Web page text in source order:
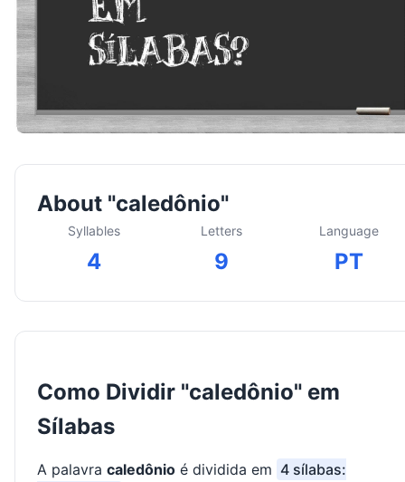
About "caledônio"
Syllables
4
Letters
9
Language
PT
Como Dividir "caledônio" em
Sílabas
A palavra caledônio é dividida em 4 sílabas: